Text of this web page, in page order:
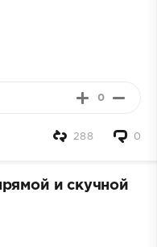
0
0
288
и скучной